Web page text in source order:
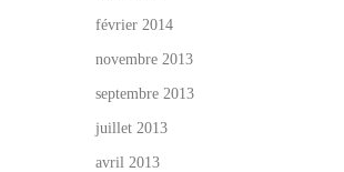
février 2014
novembre 2013
septembre 2013
juillet 2013
avril 2013